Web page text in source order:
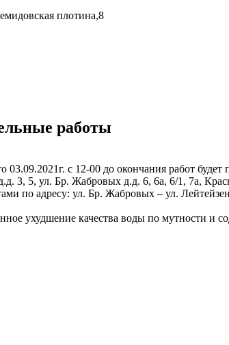
плотина,8
работы
03.09.2021г. с 12-00 до окончания работ
3, 5, ул. Бр. Жабровых д.д. 6, 6а, 6/1, 7а,
по адресу: ул. Бр. Жабровых – ул.
ухудшение качества воды по мутности и